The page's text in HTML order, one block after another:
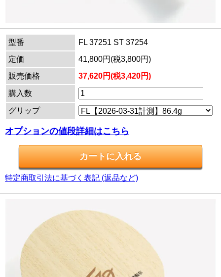
型番
FL 37251 ST 37254
定価
41,800円(税3,800円)
販売価格
37,620円(税3,420円)
購入数
グリップ
オプションの値段詳細はこちら
特定商取引法に基づく表記 (返品など)